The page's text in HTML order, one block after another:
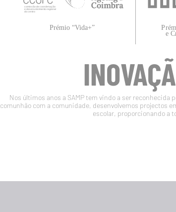
Nos últimos anos a SAMP tem vindo a ser
com a comunidade, desenvolvemos projectos
escolar, proporcionando a